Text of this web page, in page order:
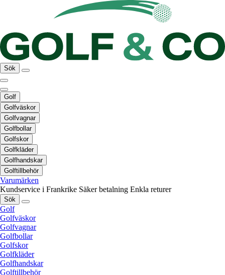
Sök
Golf
Golfväskor
Golfvagnar
Golfbollar
Golfskor
Golfkläder
Golfhandskar
Golftillbehör
Varumärken
Kundservice i Frankrike Säker betalning Enkla returer
Sök
Golf
Golfväskor
Golfvagnar
Golfbollar
Golfskor
Golfkläder
Golfhandskar
Golftillbehör